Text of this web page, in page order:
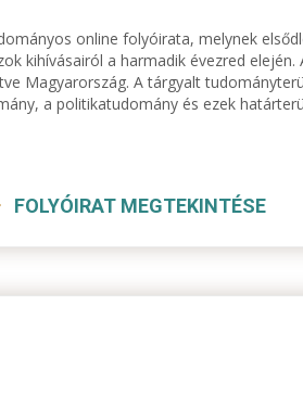
online folyóirata, melynek
kihívásairól a harmadik évezred elején.
Magyarország. A tárgyalt
a politikatudomány és ezek
FOLYÓIRAT MEGTEKINTÉSE